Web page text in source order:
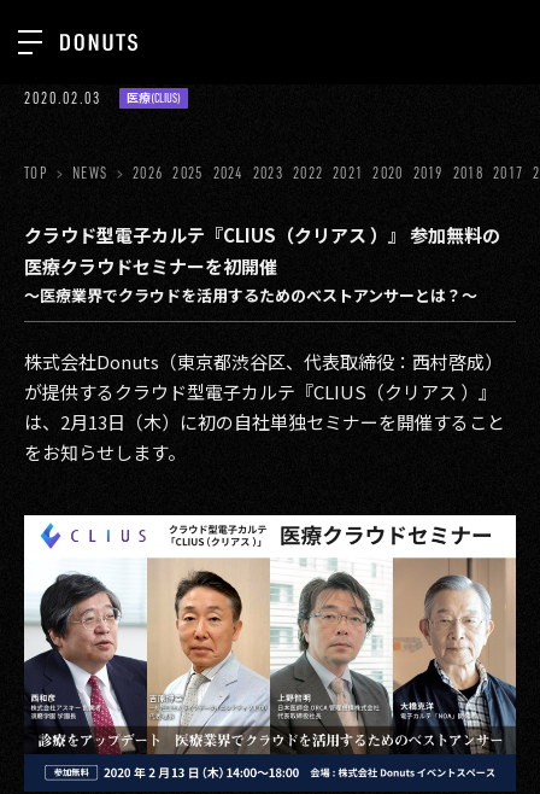
ジョブカン
ゲーム
ミクチャ
医療(CLIUS)
出版メディア
美少女図鑑
タテドラ
その他事業
2026
2025
2024
TOP
ABOUT
SERVICES
GROUP
RECRUIT
CONTACT
PRIVACY POLICY
2020.02.03 医療(CLIUS)
TOP NEWS 2026 2025 2024 2023 2022 2021 2020 2019 2018 2017
クラウド型電子カルテ『CLIUS（クリアス ）』 参加無料の
医療クラウドセミナーを初開催
～医療業界でクラウドを活用するためのベストアンサーとは？～
株式会社Donuts（東京都渋谷区、代表取締役：西村啓成）
が提供するクラウド型電子カルテ『CLIUS（クリアス ）』
は、2月13日（木）に初の自社単独セミナーを開催すること
をお知らせします。